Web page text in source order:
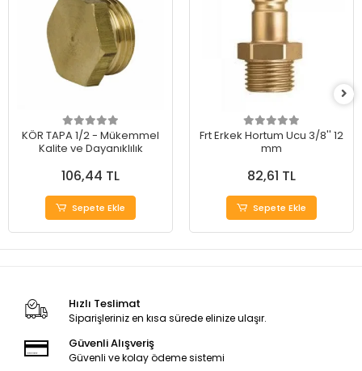
KÖR TAPA 1/2 - Mükemmel
Kalite ve Dayanıklılık
106,44 TL
Sepete Ekle
Frt Erkek Hortum Ucu 3/8'' 12
mm
82,61 TL
Sepete Ekle
Hızlı Teslimat
Siparişleriniz en kısa sürede elinize ulaşır.
Güvenli Alışveriş
Güvenli ve kolay ödeme sistemi